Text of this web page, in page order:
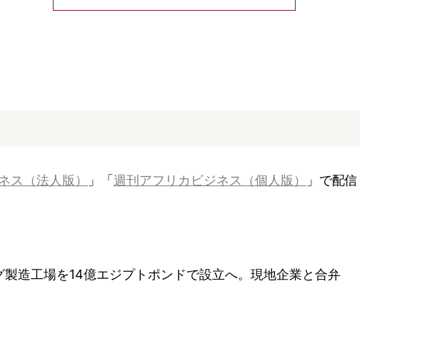
ス（法人版） 」「 週刊アフリカビジネス（個人版）
」で配信
造工場を14億エジプトポンドで設立へ。現地企業と合弁